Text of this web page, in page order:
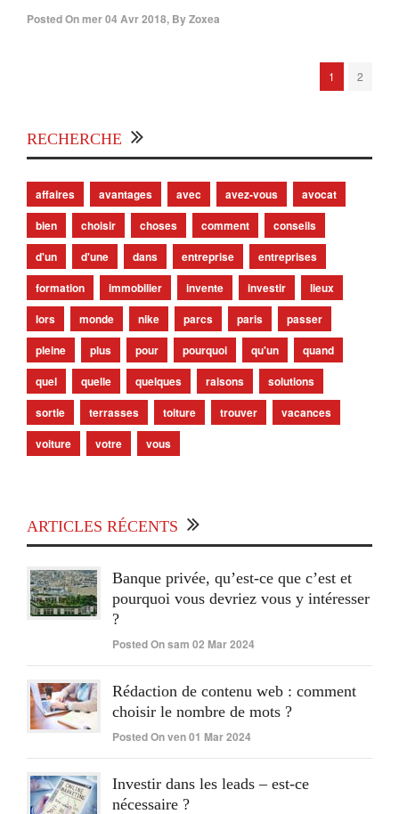
Posted Onmer 04 Avr 2018, ByZoxea
1 2
RECHERCHE
affaires avantages avec avez-vous
avocat
bien
choisir choses comment
conseils
d'un
d'une dans entreprise
entreprises
formation
immobilier invente investir
lieux
lors
monde nike parcs paris
passer
pleine
plus pour pourquoi qu'un
quand
quel
quelle quelques raisons
solutions
sortie
terrasses toiture trouver
vacances
voiture
votre vous
ARTICLES RÉCENTS
Banque privée, qu’est-ce que c’est et
pourquoi vous devriez vous y intéresser
?
Posted On sam 02 Mar 2024
Rédaction de contenu web : comment
choisir le nombre de mots ?
Posted On ven 01 Mar 2024
Investir dans les leads – est-ce
nécessaire ?